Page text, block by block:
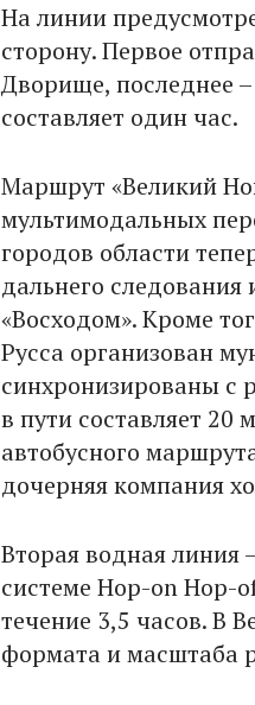
На линии
сторону. Первое
Дворище, последнее
составляет один час.
Маршрут «Великий
мультимодальных
городов области
дальнего
«Восходом». Кроме
Русса организован
синхронизированы с
в пути составляет 20
автобусного
дочерняя компания
Вторая водная
системе Hop-on Hop-
течение 3,5 часов. В
формата и масштаба